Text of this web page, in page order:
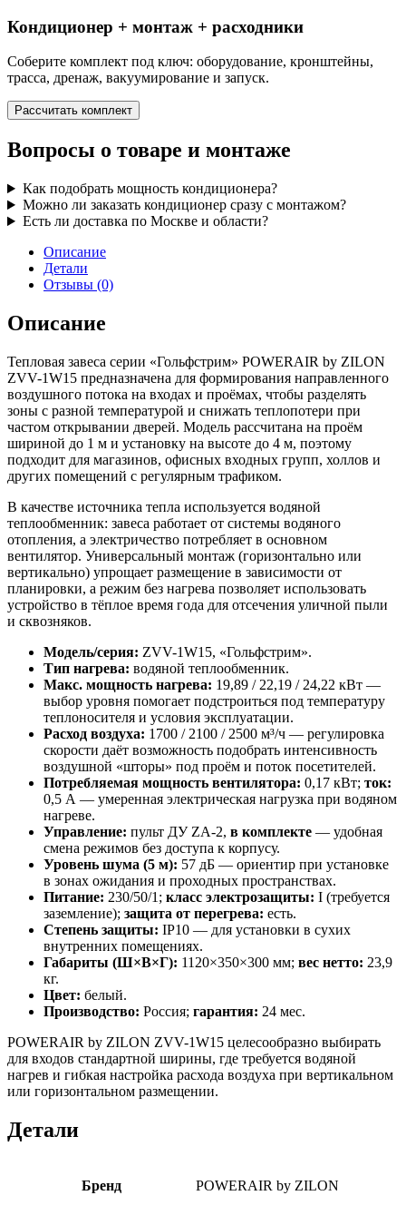
Кондиционер + монтаж + расходники
Соберите комплект под ключ: оборудование, кронштейны,
трасса, дренаж, вакуумирование и запуск.
Рассчитать комплект
Вопросы о товаре и монтаже
Как подобрать мощность кондиционера?
Можно ли заказать кондиционер сразу с монтажом?
Есть ли доставка по Москве и области?
Описание
Детали
Отзывы (0)
Описание
Тепловая завеса серии «Гольфстрим» POWERAIR by ZILON
ZVV-1W15 предназначена для формирования направленного
воздушного потока на входах и проёмах, чтобы разделять
зоны с разной температурой и снижать теплопотери при
частом открывании дверей. Модель рассчитана на проём
шириной до 1 м и установку на высоте до 4 м, поэтому
подходит для магазинов, офисных входных групп, холлов и
других помещений с регулярным трафиком.
В качестве источника тепла используется водяной
теплообменник: завеса работает от системы водяного
отопления, а электричество потребляет в основном
вентилятор. Универсальный монтаж (горизонтально или
вертикально) упрощает размещение в зависимости от
планировки, а режим без нагрева позволяет использовать
устройство в тёплое время года для отсечения уличной пыли
и сквозняков.
Модель/серия: ZVV-1W15, «Гольфстрим».
Тип нагрева: водяной теплообменник.
Макс. мощность нагрева: 19,89 / 22,19 / 24,22 кВт —
выбор уровня помогает подстроиться под температуру
теплоносителя и условия эксплуатации.
Расход воздуха: 1700 / 2100 / 2500 м³/ч — регулировка
скорости даёт возможность подобрать интенсивность
воздушной «шторы» под проём и поток посетителей.
Потребляемая мощность вентилятора: 0,17 кВт; ток:
0,5 А — умеренная электрическая нагрузка при водяном
нагреве.
Управление: пульт ДУ ZA-2, в комплекте — удобная
смена режимов без доступа к корпусу.
Уровень шума (5 м): 57 дБ — ориентир при установке
в зонах ожидания и проходных пространствах.
Питание: 230/50/1; класс электрозащиты: I (требуется
заземление); защита от перегрева: есть.
Степень защиты: IP10 — для установки в сухих
внутренних помещениях.
Габариты (Ш×В×Г): 1120×350×300 мм; вес нетто: 23,9
кг.
Цвет: белый.
Производство: Россия; гарантия: 24 мес.
POWERAIR by ZILON ZVV-1W15 целесообразно выбирать
для входов стандартной ширины, где требуется водяной
нагрев и гибкая настройка расхода воздуха при вертикальном
или горизонтальном размещении.
Детали
Бренд POWERAIR by ZILON